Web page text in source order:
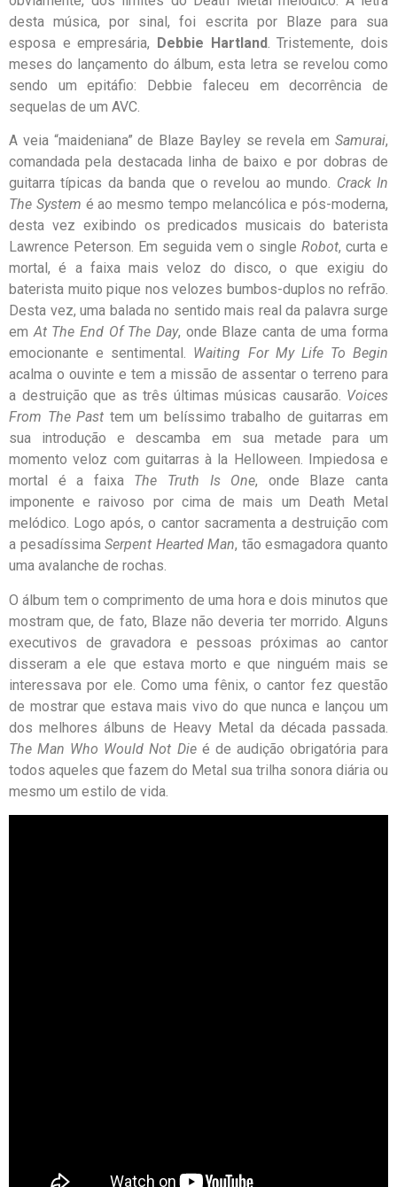
desta música, por sinal, foi escrita por Blaze para sua
esposa e empresária, Debbie Hartland. Tristemente, dois
meses do lançamento do álbum, esta letra se revelou como
sendo um epitáfio: Debbie faleceu em decorrência de
sequelas de um AVC.
A veia “maideniana” de Blaze Bayley se revela em Samurai,
comandada pela destacada linha de baixo e por dobras de
guitarra típicas da banda que o revelou ao mundo. Crack In
The System é ao mesmo tempo melancólica e pós-moderna,
desta vez exibindo os predicados musicais do baterista
Lawrence Peterson. Em seguida vem o singleRobot, curta e
mortal, é a faixa mais veloz do disco, o que exigiu do
baterista muito pique nos velozes bumbos-duplos no refrão.
Desta vez, uma balada no sentido mais real da palavra surge
emAt The End Of The Day, onde Blaze canta de uma forma
emocionante e sentimental. Waiting For My Life To Begin
acalma o ouvinte e tem a missão de assentar o terreno para
a destruição que as três últimas músicas causarão. Voices
From The Past tem um belíssimo trabalho de guitarras em
sua introdução e descamba em sua metade para um
momento veloz com guitarras à la Helloween. Impiedosa e
mortal é a faixa The Truth Is One, onde Blaze canta
imponente e raivoso por cima de mais um Death Metal
melódico. Logo após, o cantor sacramenta a destruição com
a pesadíssimaSerpent Hearted Man, tão esmagadora quanto
uma avalanche de rochas.
O álbum tem o comprimento de uma hora e dois minutos que
mostram que, de fato, Blaze não deveria ter morrido. Alguns
executivos de gravadora e pessoas próximas ao cantor
disseram a ele que estava morto e que ninguém mais se
interessava por ele. Como uma fênix, o cantor fez questão
de mostrar que estava mais vivo do que nunca e lançou um
dos melhores álbuns de Heavy Metal da década passada.
The Man Who Would Not Dieé de audição obrigatória para
todos aqueles que fazem do Metal sua trilha sonora diária ou
mesmo um estilo de vida.